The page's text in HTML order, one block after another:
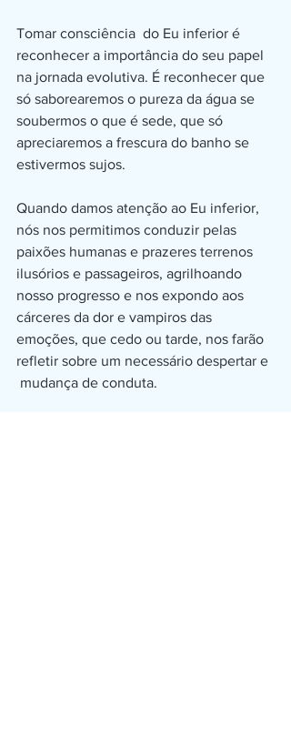
Tomar consciência  do Eu inferior é
reconhecer a importância do seu papel
na jornada evolutiva. É reconhecer que
só saborearemos o pureza da água se
soubermos o que é sede, que só
apreciaremos a frescura do banho se
estivermos sujos.
Quando damos atenção ao Eu inferior,
nós nos permitimos conduzir pelas
paixões humanas e prazeres terrenos
ilusórios e passageiros, agrilhoando
nosso progresso e nos expondo aos
cárceres da dor e vampiros das
emoções, que cedo ou tarde, nos farão
refletir sobre um necessário despertar e
mudança de conduta.